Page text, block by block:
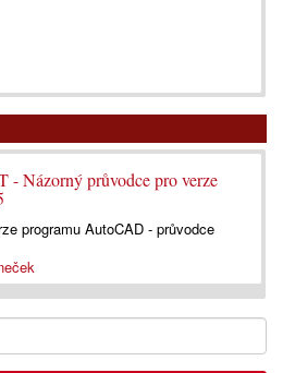
- Názorný průvodce pro verze
programu AutoCAD - průvodce